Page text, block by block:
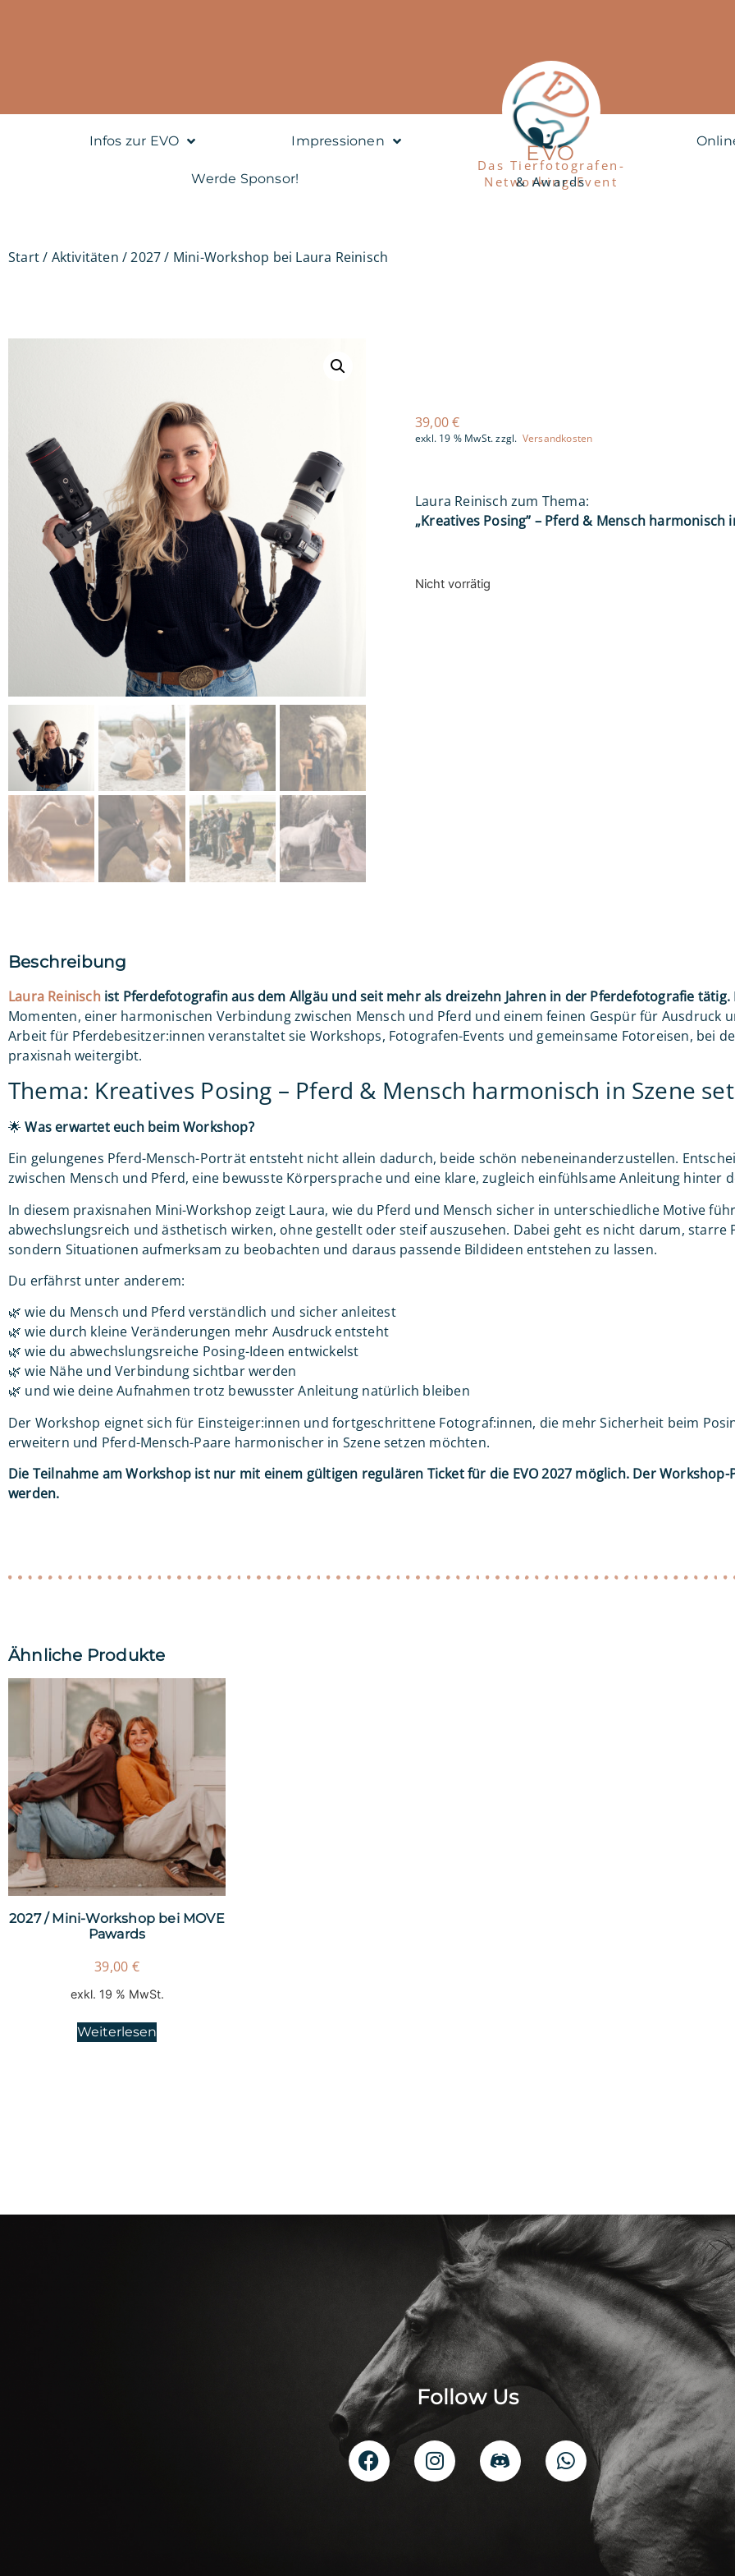
Infos zur EVO Impressionen
Werde Sponsor!
EVO
Das Tierfotografen-
Networking-Event
& Awards
Start/ Aktivitäten / 2027 / Mini-Workshop bei Laura Reinisch
39,00€
exkl. 19 % MwSt. zzgl. Versandkosten
Laura Reinisch zum Thema:
„Kreatives Posing” – Pferd & Mensch harmonisch
Nicht vorrätig
Beschreibung
Laura Reinischist Pferdefotografin aus dem Allgäu und seit mehr als dreizehn Jahren in der Pferdefotografie tätig.
Momenten, einer harmonischen Verbindung zwischen Mensch und Pferd und einem feinen Gespür für Ausdruck
Arbeit für Pferdebesitzer:innen veranstaltet sie Workshops, Fotografen-Events und gemeinsame Fotoreisen, bei
praxisnah weitergibt.
Thema: Kreatives Posing – Pferd & Mensch harmonisch in Szene
🌟Was erwartet euch beim Workshop?
Ein gelungenes Pferd-Mensch-Porträt entsteht nicht allein dadurch, beide schön nebeneinanderzustellen.
zwischen Mensch und Pferd, eine bewusste Körpersprache und eine klare, zugleich einfühlsame Anleitung hinter
In diesem praxisnahen Mini-Workshop zeigt Laura, wie du Pferd und Mensch sicher in unterschiedliche Motive
abwechslungsreich und ästhetisch wirken, ohne gestellt oder steif auszusehen. Dabei geht es nicht darum, starre
sondern Situationen aufmerksam zu beobachten und daraus passende Bildideen entstehen zu lassen.
Du erfährst unter anderem:
🌿 wie du Mensch und Pferd verständlich und sicher anleitest
🌿 wie durch kleine Veränderungen mehr Ausdruck entsteht
🌿 wie du abwechslungsreiche Posing-Ideen entwickelst
🌿 wie Nähe und Verbindung sichtbar werden
🌿 und wie deine Aufnahmen trotz bewusster Anleitung natürlich bleiben
Der Workshop eignet sich für Einsteiger:innen und fortgeschrittene Fotograf:innen, die mehr Sicherheit beim
erweitern und Pferd-Mensch-Paare harmonischer in Szene setzen möchten.
Die Teilnahme am Workshop ist nur mit einem gültigen regulären Ticket für die EVO 2027 möglich. Der
werden.
Ähnliche Produkte
2027 / Mini-Workshop bei MOVE
Pawards
39,00 €
exkl. 19 % MwSt.
Weiterlesen
Follow Us